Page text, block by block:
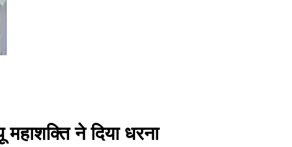
ने दिया धरना